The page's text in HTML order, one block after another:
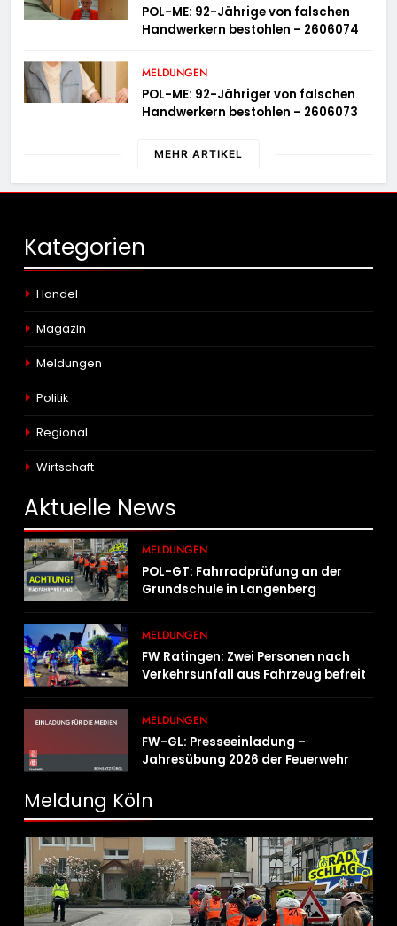
POL-ME: 92-Jährige von falschen
Handwerkern bestohlen – 2606074
MELDUNGEN
POL-ME: 92-Jähriger von falschen
Handwerkern bestohlen – 2606073
MEHR ARTIKEL
Kategorien
Handel
Magazin
Meldungen
Politik
Regional
Wirtschaft
Aktuelle News
MELDUNGEN
POL-GT: Fahrradprüfung an der
Grundschule in Langenberg
MELDUNGEN
FW Ratingen: Zwei Personen nach
Verkehrsunfall aus Fahrzeug befreit
MELDUNGEN
FW-GL: Presseeinladung –
Jahresübung 2026 der Feuerwehr
Meldung Köln